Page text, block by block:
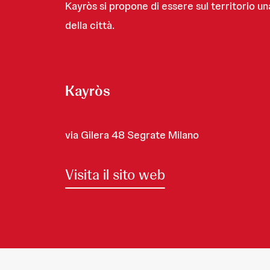
Kayròs si propone di essere sul territorio
della città.
Kayròs
via Gilera 48 Segrate Milano
Visita il sito web